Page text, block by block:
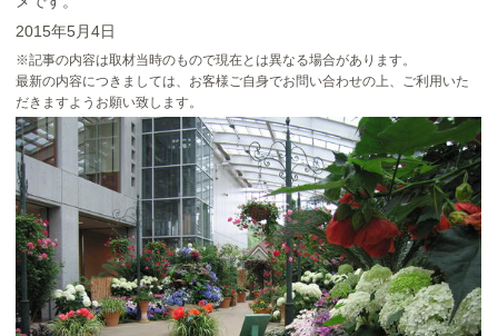
2015年5月4日
※記事の内容は取材当時のもので現在とは異なる場合があります。
最新の内容につきましては、お客様ご自身でお問い合わせの上、ご利用いた
だきますようお願い致します。